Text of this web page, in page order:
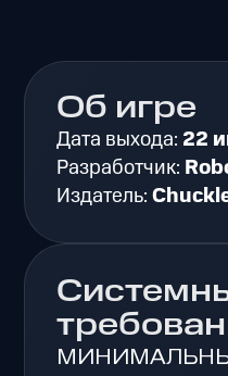
Об игре
Дата выхода: 22
Разработчик:
Издатель: